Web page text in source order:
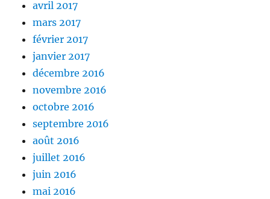
avril 2017
mars 2017
février 2017
janvier 2017
décembre 2016
novembre 2016
octobre 2016
septembre 2016
août 2016
juillet 2016
juin 2016
mai 2016